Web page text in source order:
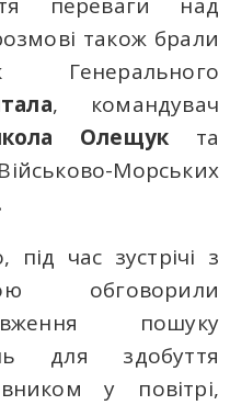
також брали
Генерального
, командувач
Олещук та
Морських
час зустрічі з
обговорили
пошуку
для здобуття
у повітрі,